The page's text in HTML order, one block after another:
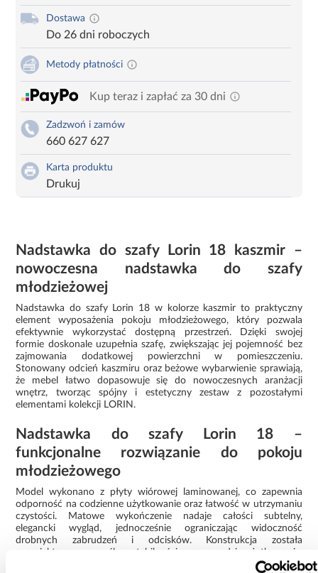
Dostawa
Do 26 dni roboczych
Metody płatności
Kup teraz i zapłać za 30 dni
Zadzwoń i zamów
660 627 627
Karta produktu
Drukuj
Nadstawka do szafy Lorin 18 kaszmir –
nowoczesna nadstawka do szafy
młodzieżowej
Nadstawka do szafy Lorin 18 w kolorze kaszmir to praktyczny
element wyposażenia pokoju młodzieżowego, który pozwala
efektywnie wykorzystać dostępną przestrzeń. Dzięki swojej
formie doskonale uzupełnia szafę, zwiększając jej pojemność bez
zajmowania dodatkowej powierzchni w pomieszczeniu.
Stonowany odcień kaszmiru oraz beżowe wybarwienie sprawiają,
że mebel łatwo dopasowuje się do nowoczesnych aranżacji
wnętrz, tworząc spójny i estetyczny zestaw z pozostałymi
elementami kolekcji LORIN.
Nadstawka do szafy Lorin 18 –
funkcjonalne rozwiązanie do pokoju
młodzieżowego
Model wykonano z płyty wiórowej laminowanej, co zapewnia
odporność na codzienne użytkowanie oraz łatwość w utrzymaniu
czystości. Matowe wykończenie nadaje całości subtelny,
elegancki wygląd, jednocześnie ograniczając widoczność
drobnych zabrudzeń i odcisków. Konstrukcja została
zaprojektowana z myślą o stabilności oraz wygodzie użytkowania,
dzięki czemu nadstawka sprawdzi się zarówno w mniejszych, jak i